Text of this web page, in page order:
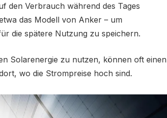
den Verbrauch während des Tages
das Modell von Anker – um
die spätere Nutzung zu speichern.
Solarenergie zu nutzen, können oft einen
wo die Strompreise hoch sind.